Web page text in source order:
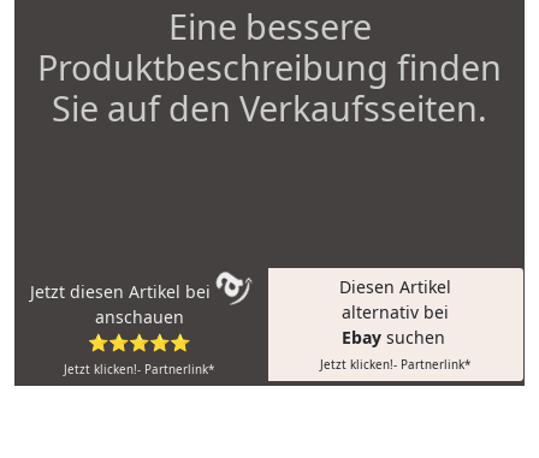
Eine bessere
Produktbeschreibung finden
Sie auf den Verkaufsseiten.
Jetzt diesen Artikel bei
anschauen
⭐⭐⭐⭐⭐
Jetzt klicken!- Partnerlink*
Diesen Artikel
alternativ bei
Ebay suchen
Jetzt klicken!- Partnerlink*